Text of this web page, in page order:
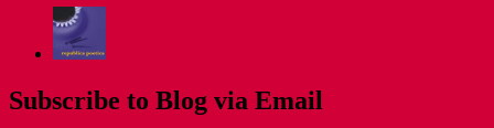
Subscribe to Blog via Email